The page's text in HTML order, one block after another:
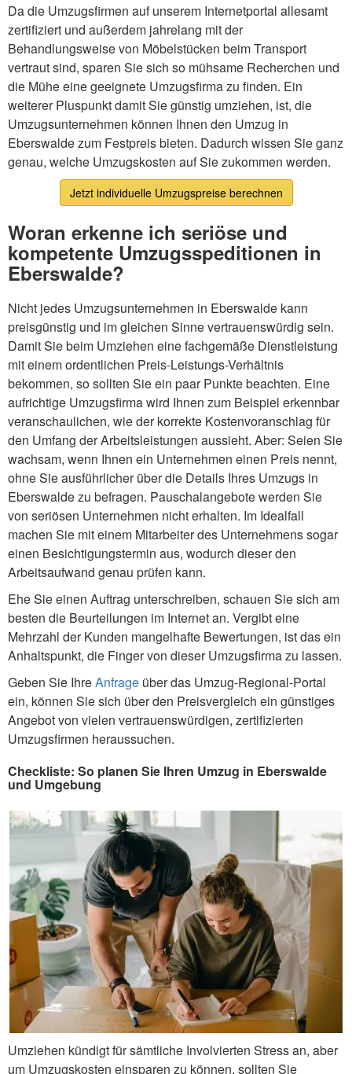
Da die Umzugsfirmen auf unserem Internetportal allesamt
zertifiziert und außerdem jahrelang mit der
Behandlungsweise von Möbelstücken beim Transport
vertraut sind, sparen Sie sich so mühsame Recherchen und
die Mühe eine geeignete Umzugsfirma zu finden. Ein
weiterer Pluspunkt damit Sie günstig umziehen, ist, die
Umzugsunternehmen können Ihnen den Umzug in
Eberswalde zum Festpreis bieten. Dadurch wissen Sie ganz
genau, welche Umzugskosten auf Sie zukommen werden.
Jetzt individuelle Umzugspreise berechnen
Woran erkenne ich seriöse und
kompetente Umzugsspeditionen in
Eberswalde?
Nicht jedes Umzugsunternehmen in Eberswalde kann
preisgünstig und im gleichen Sinne vertrauenswürdig sein.
Damit Sie beim Umziehen eine fachgemäße Dienstleistung
mit einem ordentlichen Preis-Leistungs-Verhältnis
bekommen, so sollten Sie ein paar Punkte beachten. Eine
aufrichtige Umzugsfirma wird Ihnen zum Beispiel erkennbar
veranschaulichen, wie der korrekte Kostenvoranschlag für
den Umfang der Arbeitsleistungen aussieht. Aber: Seien Sie
wachsam, wenn Ihnen ein Unternehmen einen Preis nennt,
ohne Sie ausführlicher über die Details Ihres Umzugs in
Eberswalde zu befragen. Pauschalangebote werden Sie
von seriösen Unternehmen nicht erhalten. Im Idealfall
machen Sie mit einem Mitarbeiter des Unternehmens sogar
einen Besichtigungstermin aus, wodurch dieser den
Arbeitsaufwand genau prüfen kann.
Ehe Sie einen Auftrag unterschreiben, schauen Sie sich am
besten die Beurteilungen im Internet an. Vergibt eine
Mehrzahl der Kunden mangelhafte Bewertungen, ist das ein
Anhaltspunkt, die Finger von dieser Umzugsfirma zu lassen.
Geben Sie IhreAnfrage über das Umzug-Regional-Portal
ein, können Sie sich über den Preisvergleich ein günstiges
Angebot von vielen vertrauenswürdigen, zertifizierten
Umzugsfirmen heraussuchen.
Checkliste: So planen Sie Ihren Umzug in Eberswalde
und Umgebung
Umziehen kündigt für sämtliche Involvierten Stress an, aber
um Umzugskosten einsparen zu können, sollten Sie